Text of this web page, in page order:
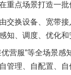
点场景打造一批
换设备、宽带接
、调度、优化和
服”等全场景感
管理、自配置、